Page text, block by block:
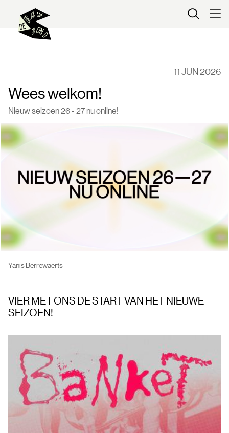
11 JUN 2026
Wees welkom!
Nieuw seizoen 26 - 27 nu online!
Yanis Berrewaerts
VIER MET ONS DE START VAN HET NIEUWE
SEIZOEN!